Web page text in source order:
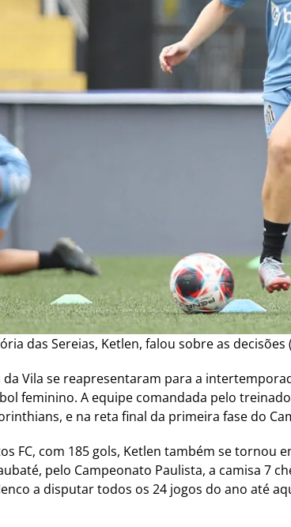
das Sereias, Ketlen, falou sobre as
da Vila se reapresentaram para a
feminino. A equipe comandada pelo
e na reta final da primeira fase do
FC, com 185 gols, Ketlen também se tornou
pelo Campeonato Paulista, a camisa 7
a disputar todos os 24 jogos do ano até